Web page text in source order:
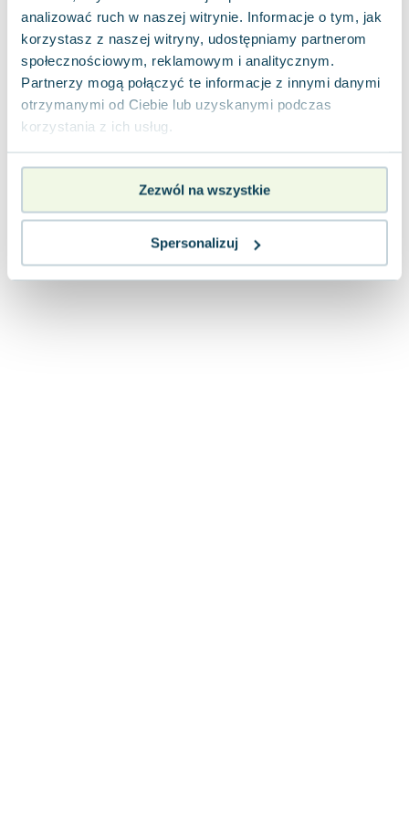
analizować ruch w naszej witrynie. Informacje o tym, jak
korzystasz z naszej witryny, udostępniamy partnerom
społecznościowym, reklamowym i analitycznym.
Partnerzy mogą połączyć te informacje z innymi danymi
otrzymanymi od Ciebie lub uzyskanymi podczas
korzystania z ich usług.
Zezwól na wszystkie
Spersonalizuj
przeprowadzenie analizy i opisu jego różnych...
0.0
Miękka
Pakujemy jutro
Nowa
22.50zł nowa
taniej o
Do koszyka